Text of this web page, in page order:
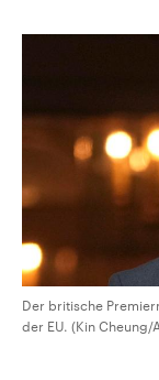
und Kandidaten
Sendungen
Der britische
der EU. (Kin Cheung/